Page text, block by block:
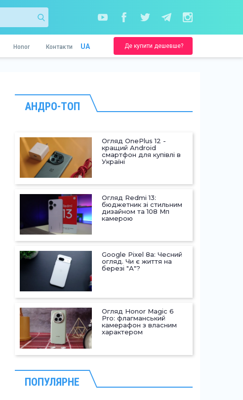
Honor Контакти UA Де купити дешевше?
АНДРО-ТОП
Огляд OnePlus 12 -
кращий Android
смартфон для купівлі в
Україні
Огляд Redmi 13:
бюджетник зі стильним
дизайном та 108 Мп
камерою
Google Pixel 8a: Чесний
огляд. Чи є життя на
березі "А"?
Огляд Honor Magic 6
Pro: флагманський
камерафон з власним
характером
ПОПУЛЯРНЕ